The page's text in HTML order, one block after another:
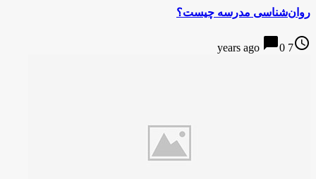
روان‌شناسی مدرسه چیست؟
access_time
7 years ago
chat_bubble0